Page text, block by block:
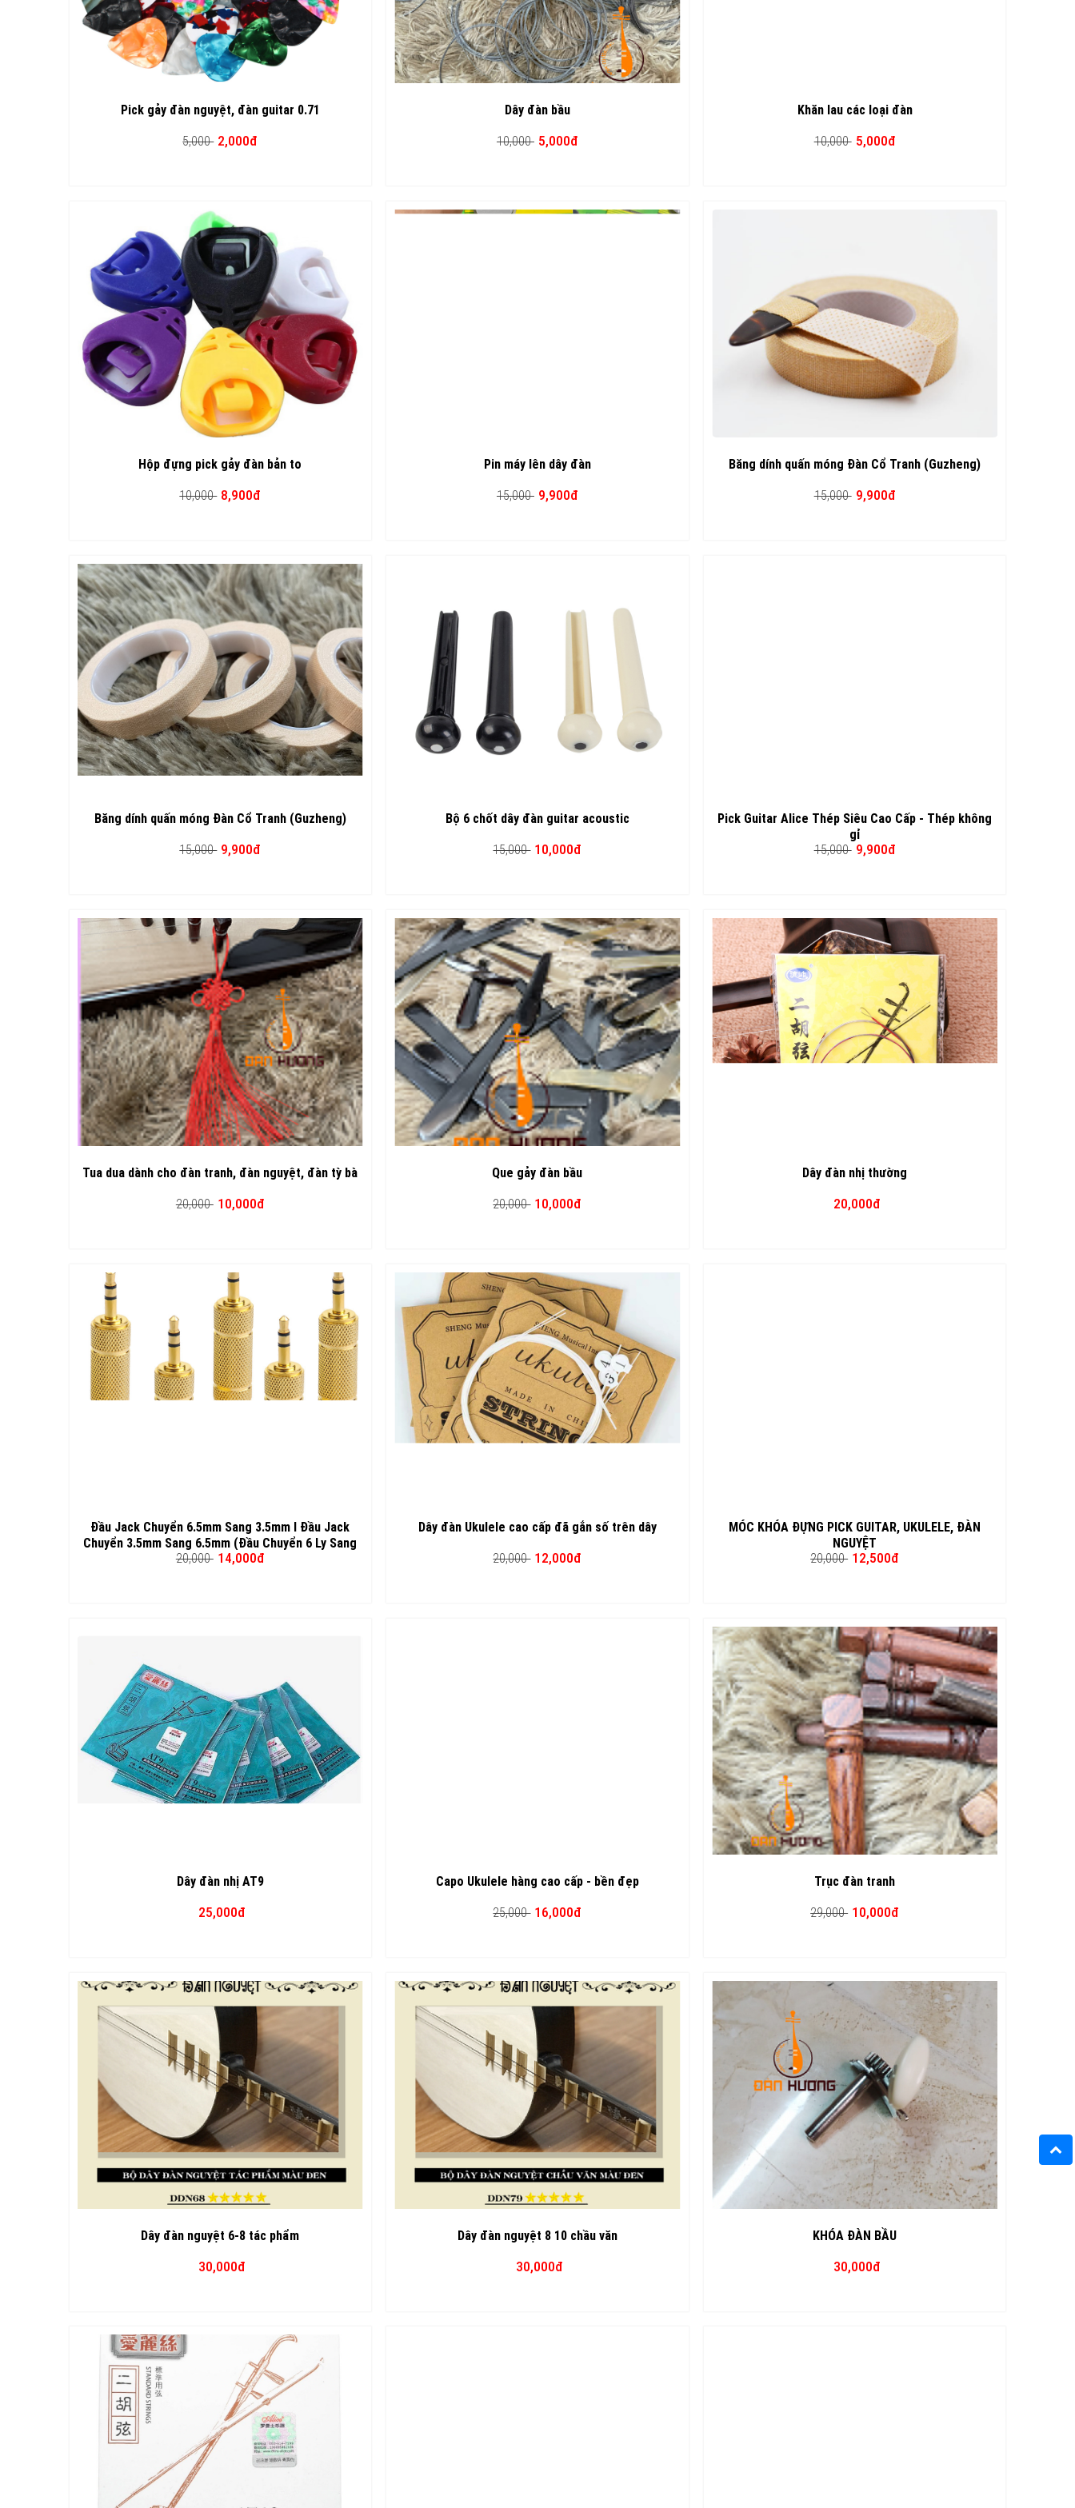
Pick gảy đàn nguyệt, đàn guitar 0.71
5,000 2,000đ
Dây đàn bầu
10,000 5,000đ
Khăn lau các loại đàn
10,000 5,000đ
Hộp đựng pick gảy đàn bản to
10,000 8,900đ
Pin máy lên dây đàn
15,000 9,900đ
Băng dính quấn móng Đàn Cổ Tranh (Guzheng)
15,000 9,900đ
Băng dính quấn móng Đàn Cổ Tranh (Guzheng)
15,000 9,900đ
Bộ 6 chốt dây đàn guitar acoustic
15,000 10,000đ
Pick Guitar Alice Thép Siêu Cao Cấp - Thép không
gỉ
15,000 9,900đ
Tua dua dành cho đàn tranh, đàn nguyệt, đàn tỳ bà
20,000 10,000đ
Que gảy đàn bầu
20,000 10,000đ
Dây đàn nhị thường
20,000đ
Đầu Jack Chuyển 6.5mm Sang 3.5mm I Đầu Jack
Chuyển 3.5mm Sang 6.5mm (Đầu Chuyển 6 Ly Sang
3.5 Ly)
20,000 14,000đ
Dây đàn Ukulele cao cấp đã gắn số trên dây
20,000 12,000đ
MÓC KHÓA ĐỰNG PICK GUITAR, UKULELE, ĐÀN
NGUYỆT
20,000 12,500đ
Dây đàn nhị AT9
25,000đ
Capo Ukulele hàng cao cấp - bền đẹp
25,000 16,000đ
Trục đàn tranh
29,000 10,000đ
Dây đàn nguyệt 6-8 tác phẩm
30,000đ
Dây đàn nguyệt 8 10 chầu văn
30,000đ
KHÓA ĐÀN BẦU
30,000đ